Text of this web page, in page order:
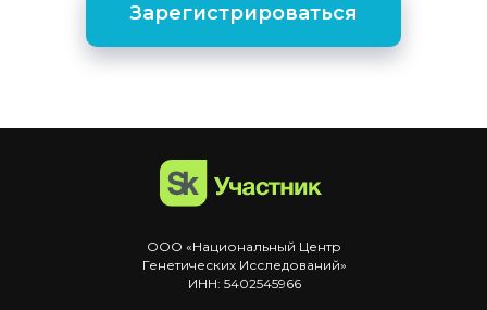
Зарегистрироваться
ООО «Национальный Центр
Генетических Исследований»
ИНН: 5402545966